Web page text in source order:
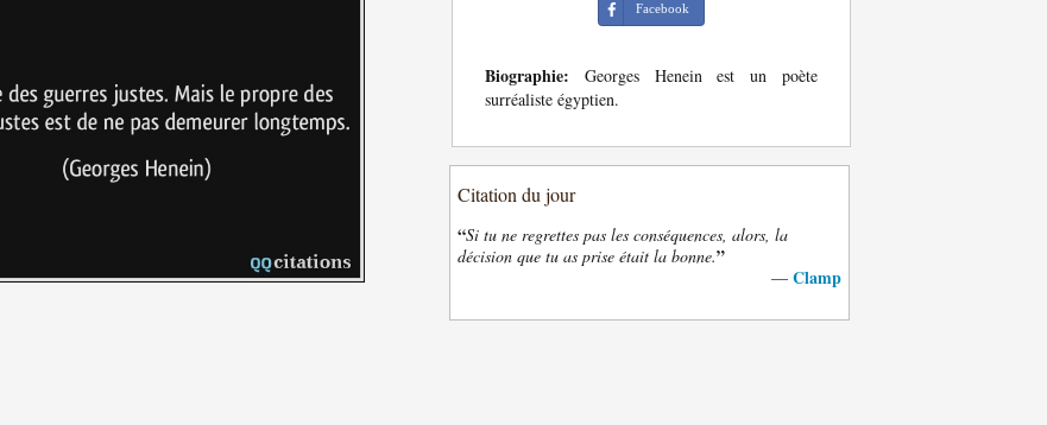
Facebook
Biographie: Georges Henein est un poète
surréaliste égyptien.
Citation du jour
“Si tu ne regrettes pas les conséquences, alors, la
décision que tu as prise était la bonne.”
— Clamp